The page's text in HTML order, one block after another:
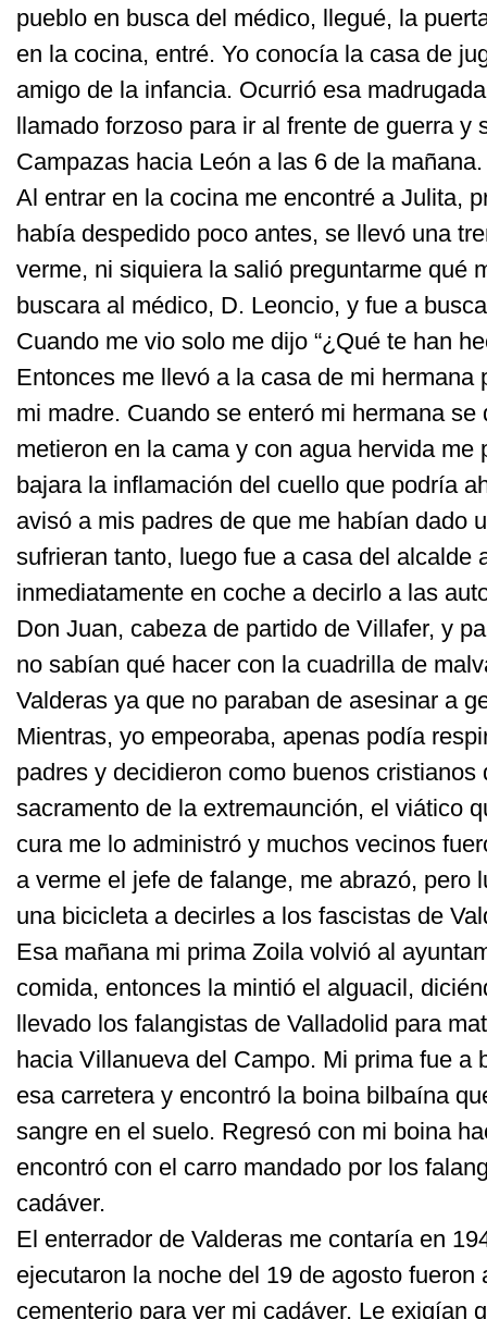
pueblo en busca del médico, llegué, la
en la cocina, entré. Yo conocía la casa de
amigo de la infancia. Ocurrió esa
llamado forzoso para ir al frente de guerra y
Campazas hacia León a las 6 de la mañana.
Al entrar en la cocina me encontré a Julita,
había despedido poco antes, se llevó una
verme, ni siquiera la salió preguntarme qué
buscara al médico, D. Leoncio, y fue a
Cuando me vio solo me dijo “¿Qué te han
Entonces me llevó a la casa de mi hermana
mi madre. Cuando se enteró mi hermana se
metieron en la cama y con agua hervida me
bajara la inflamación del cuello que podría
avisó a mis padres de que me habían dado
sufrieran tanto, luego fue a casa del alcalde
inmediatamente en coche a decirlo a las
Don Juan, cabeza de partido de Villafer, y
no sabían qué hacer con la cuadrilla de
Valderas ya que no paraban de asesinar a
Mientras, yo empeoraba, apenas podía
padres y decidieron como buenos cristianos
sacramento de la extremaunción, el viático
cura me lo administró y muchos vecinos
a verme el jefe de falange, me abrazó, pero
una bicicleta a decirles a los fascistas de
Esa mañana mi prima Zoila volvió al
comida, entonces la mintió el alguacil,
llevado los falangistas de Valladolid para
hacia Villanueva del Campo. Mi prima fue a
esa carretera y encontró la boina bilbaína
sangre en el suelo. Regresó con mi boina
encontró con el carro mandado por los
cadáver.
El enterrador de Valderas me contaría en
ejecutaron la noche del 19 de agosto fueron
cementerio para ver mi cadáver. Le exigían